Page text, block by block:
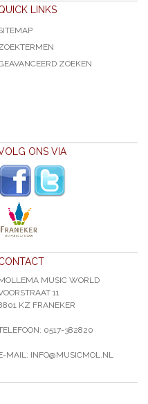
LINKS
ZOEKEN
ONS VIA
MUSIC WORLD
11
KZ FRANEKER
0517-382820
MAIL: INFO@MUSICMOL.NL